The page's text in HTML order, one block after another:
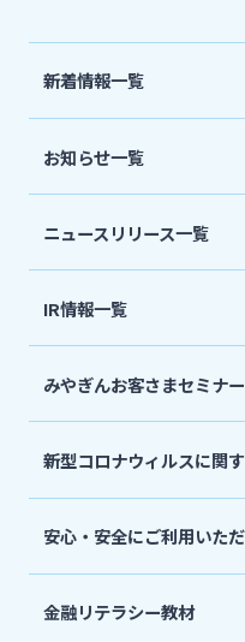
株主・投資家の皆さま
ニュースリリース一
採用情報
新着情報一覧
お知らせ一覧
ニュースリリース一覧
IR情報一覧
みやぎんお客さまセミナー
新型コロナウィルスに関
安心・安全にご利用いた
金融リテラシー教材